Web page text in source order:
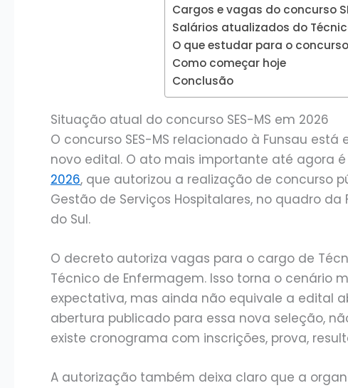
Cargos e vagas do concurso
Salários atualizados do
O que estudar para o concurso
Como começar hoje
Conclusão
Situação atual do concurso SES-MS em 2026
O concurso SES-MS relacionado à Funsau
novo edital. O ato mais importante até agora
2026, que autorizou a realização de concurso
Gestão de Serviços Hospitalares, no quadro
do Sul.
O decreto autoriza vagas para o cargo de
Técnico de Enfermagem. Isso torna o cenário
expectativa, mas ainda não equivale a edital
abertura publicado para essa nova seleção,
existe cronograma com inscrições, prova,
A autorização também deixa claro que a